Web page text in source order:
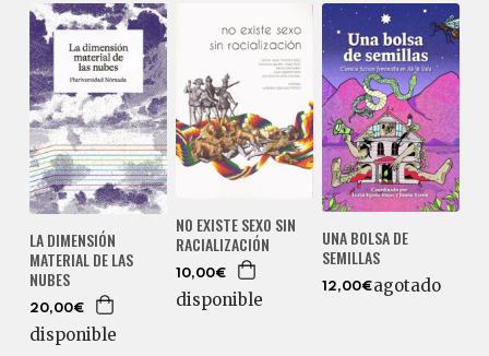
LA DIMENSIÓN
MATERIAL DE LAS
NUBES
20,00€
disponible
NO EXISTE SEXO SIN
RACIALIZACIÓN
10,00€
disponible
UNA BOLSA DE
SEMILLAS
12,00€agotado